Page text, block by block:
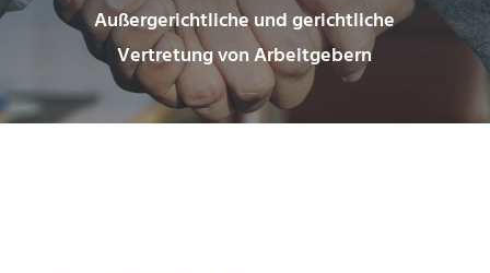
Außergerichtliche und gerichtliche
Vertretung von Arbeitgebern